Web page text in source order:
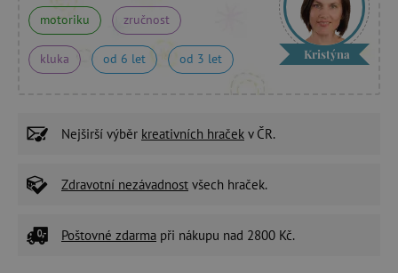
motoriku zručnost
kluka od 6 let od 3 let Kristýna
Nejširší výběr kreativních hraček v ČR.
Zdravotní nezávadnost všech hraček.
Poštovné zdarma při nákupu nad 2800 Kč.